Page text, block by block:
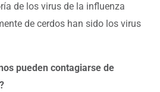
de los virus de la influenza
de cerdos han sido los virus
pueden contagiarse de